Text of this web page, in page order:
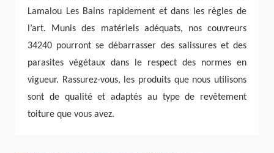
Lamalou Les Bains rapidement et dans les règles de
l’art. Munis des matériels adéquats, nos couvreurs
34240 pourront se débarrasser des salissures et des
parasites végétaux dans le respect des normes en
vigueur. Rassurez-vous, les produits que nous utilisons
sont de qualité et adaptés au type de revêtement
toiture que vous avez.